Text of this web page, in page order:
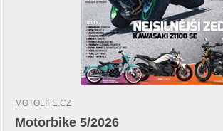
MOTOLIFE.CZ
Motorbike 5/2026